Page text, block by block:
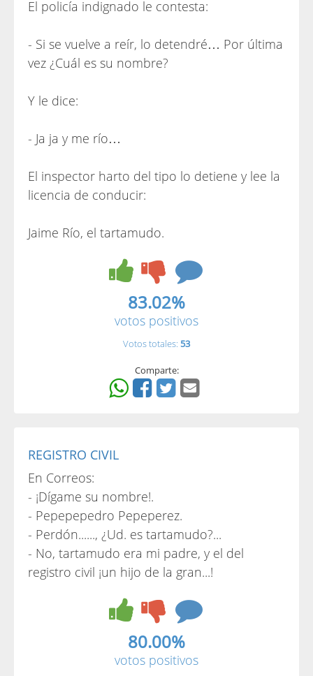
El policía indignado le contesta:
- Si se vuelve a reír, lo detendré… Por última
vez ¿Cuál es su nombre?
Y le dice:
- Ja ja y me río…
El inspector harto del tipo lo detiene y lee la
licencia de conducir:
Jaime Río, el tartamudo.
83.02%
votos positivos
Votos totales: 53
Comparte:
REGISTRO CIVIL
En Correos:
- ¡Dígame su nombre!.
- Pepepepedro Pepeperez.
- Perdón......, ¿Ud. es tartamudo?...
- No, tartamudo era mi padre, y el del
registro civil ¡un hijo de la gran...!
80.00%
votos positivos